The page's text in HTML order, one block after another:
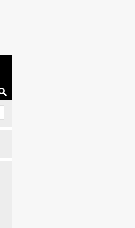
.